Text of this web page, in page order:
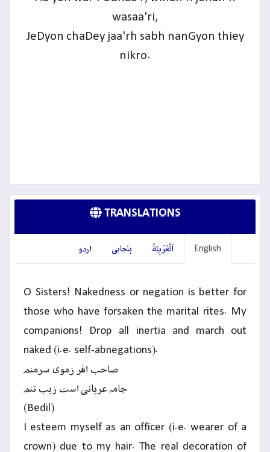
wasaa'ri,
JeDyon chaDey jaa'rh sabh nanGyon thiey
nikro.
TRANSLATIONS
English اَلْعَرَبِيَّةُ پنْجابی اردو
O Sisters! Nakedness or negation is better for
those who have forsaken the marital rites. My
companions! Drop all inertia and march out
naked (i.e. self-abnegations).
صاحب افر زموی سرمنم
جامہ عریانی است زیب تنم
(Bedil)
I esteem myself as an officer (i.e. wearer of a
crown) due to my hair. The real decoration of